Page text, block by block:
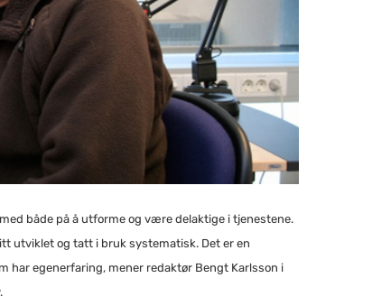
både på å utforme og være delaktige i tjenestene.
utviklet og tatt i bruk systematisk. Det er en
har egenerfaring, mener redaktør Bengt Karlsson i